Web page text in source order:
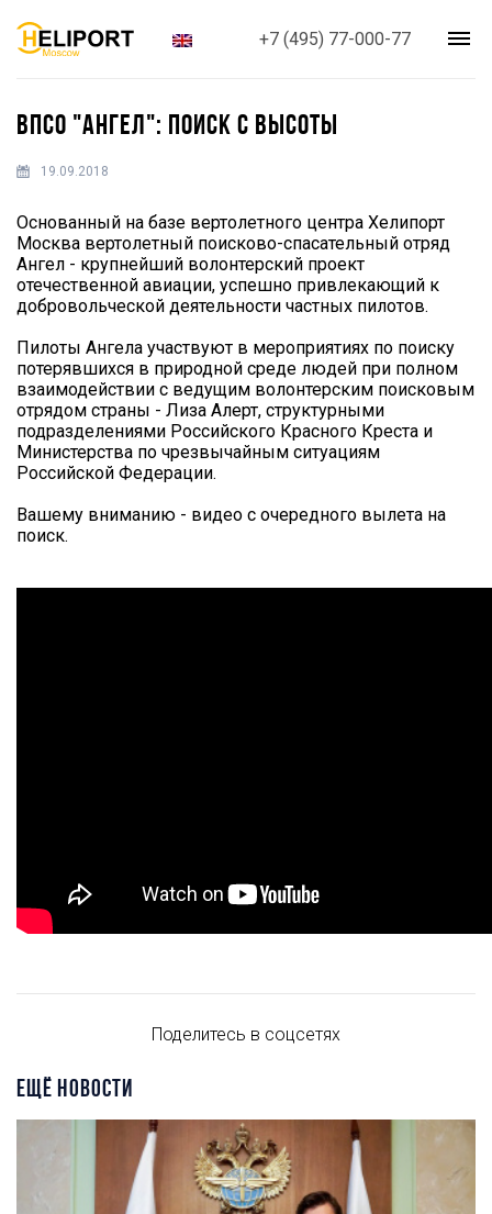
+7 (495) 77-000-77
ВПСО "АНГЕЛ": ПОИСК С ВЫСОТЫ
19.09.2018
Основанный на базе вертолетного центра Хелипорт
Москва вертолетный поисково-спасательный отряд
Ангел - крупнейший волонтерский проект
отечественной авиации, успешно привлекающий к
добровольческой деятельности частных пилотов.
Пилоты Ангела участвуют в мероприятиях по поиску
потерявшихся в природной среде людей при полном
взаимодействии с ведущим волонтерским поисковым
отрядом страны - Лиза Алерт, структурными
подразделениями Российского Красного Креста и
Министерства по чрезвычайным ситуациям
Российской Федерации.
Вашему вниманию - видео с очередного вылета на
поиск.
Поделитесь в соцсетях
ЕЩЁ НОВОСТИ